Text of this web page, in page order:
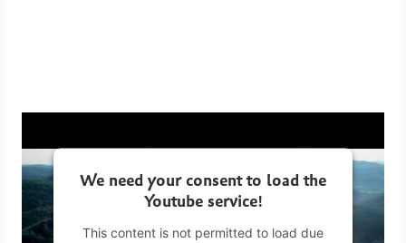
We need your consent to load the
Youtube service!
This content is not permitted to load due